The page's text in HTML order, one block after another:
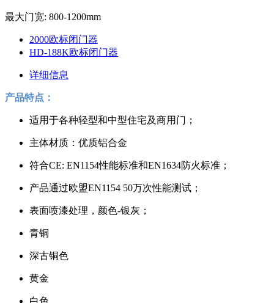
最大门宽: 800-1200mm
2000欧标闭门器
HD-188K欧标闭门器
详细信息
产品特点：
适用于各种轻型和中型住宅及商用门；
主体材质：优质铝合金
符合CE: EN1154性能标准和EN1634防火标准；
产品通过欧盟EN1154 50万次性能测试；
表面喷漆处理，颜色-银灰；
青铜
深古铜色
黄金
白色